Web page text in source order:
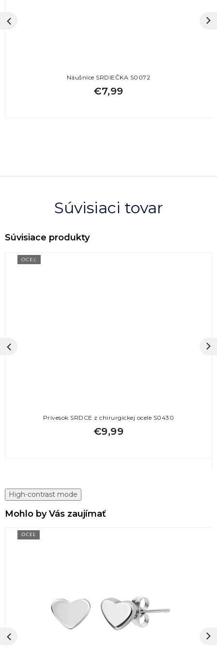
Súvisiaci tovar
OCEĽ
Prívesok SRDCE z chirurgickej ocele S0430
€9,99
Náušnice SRDIEČKA S0072
€7,99
High-contrast mode
Mohlo by Vás zaujímať
OCEĽ